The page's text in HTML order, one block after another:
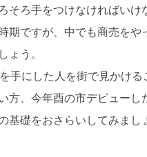
ろ手をつけなければいけ
期ですが、中でも商売をや
ょう。
手にした人を街で見かける
、今年酉の市デビューし
礎をおさらいしてみまし